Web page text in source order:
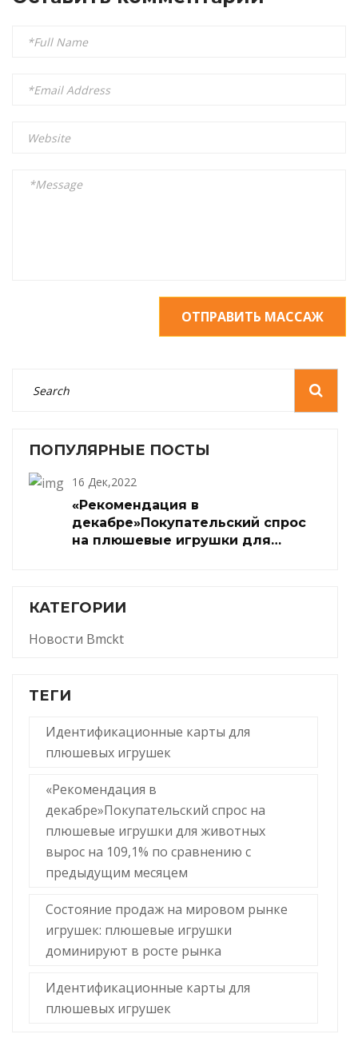
ОТПРАВИТЬ МАССАЖ
ПОПУЛЯРНЫЕ ПОСТЫ
16 Дек,2022
«Рекомендация в
декабре»Покупательский спрос
на плюшевые игрушки для
КАТЕГОРИИ
Новости Bmckt
ТЕГИ
Идентификационные карты для
плюшевых игрушек
«Рекомендация в
декабре»Покупательский спрос на
плюшевые игрушки для животных
вырос на 109,1% по сравнению с
предыдущим месяцем
Состояние продаж на мировом рынке
игрушек: плюшевые игрушки
доминируют в росте рынка
Идентификационные карты для
плюшевых игрушек